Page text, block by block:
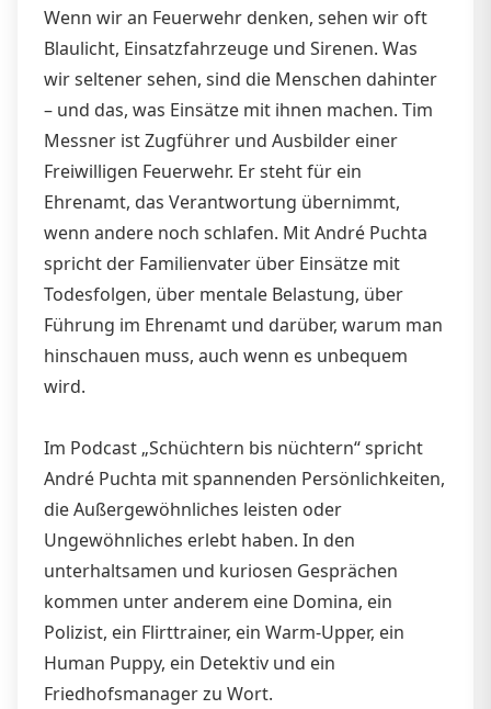
Wenn wir an Feuerwehr denken, sehen wir oft
Blaulicht, Einsatzfahrzeuge und Sirenen. Was
wir seltener sehen, sind die Menschen dahinter
– und das, was Einsätze mit ihnen machen. Tim
Messner ist Zugführer und Ausbilder einer
Freiwilligen Feuerwehr. Er steht für ein
Ehrenamt, das Verantwortung übernimmt,
wenn andere noch schlafen. Mit André Puchta
spricht der Familienvater über Einsätze mit
Todesfolgen, über mentale Belastung, über
Führung im Ehrenamt und darüber, warum man
hinschauen muss, auch wenn es unbequem
wird.
Im Podcast „Schüchtern bis nüchtern“ spricht
André Puchta mit spannenden Persönlichkeiten,
die Außergewöhnliches leisten oder
Ungewöhnliches erlebt haben. In den
unterhaltsamen und kuriosen Gesprächen
kommen unter anderem eine Domina, ein
Polizist, ein Flirttrainer, ein Warm-Upper, ein
Human Puppy, ein Detektiv und ein
Friedhofsmanager zu Wort.